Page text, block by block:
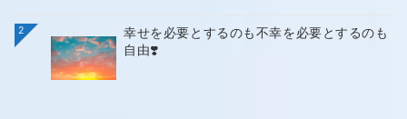
2
幸せを必要とするのも不幸を必要とするのも
自由❣️